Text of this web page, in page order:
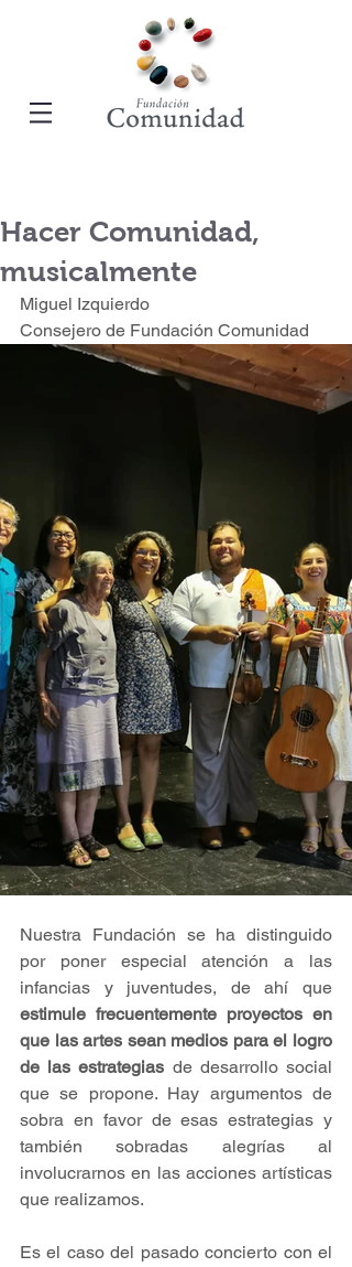
Hacer Comunidad,
musicalmente
Miguel Izquierdo
Consejero de Fundación Comunidad
Nuestra Fundación se ha distinguido
por poner especial atención a las
infancias y juventudes, de ahí que
estimule frecuentemente proyectos en
que las artes sean medios para el logro
de las estrategias de desarrollo social
que se propone. Hay argumentos de
sobra en favor de esas estrategias y
también sobradas alegrías al
involucrarnos en las acciones artísticas
que realizamos.
Es el caso del pasado concierto con el